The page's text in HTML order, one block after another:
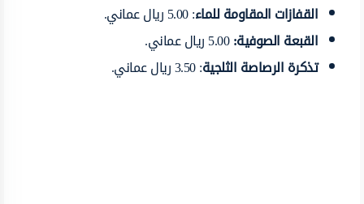
القفازات المقاومة للماء: 5.00 ريال عماني.
القبعة الصوفية:5.00 ريال عماني.
تذكرة الرصاصة الثلجية: 3.50 ريال عماني.